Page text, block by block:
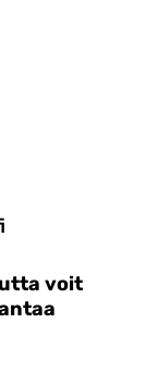
voit